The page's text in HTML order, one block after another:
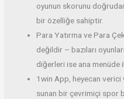
oyunun skorunu
bir özelliğe sahiptir.
Para Yatırma ve Para
değildir – bazıları
diğerleri ise ana menüde
1win App, heyecan
sunan bir çevrimiçi spor